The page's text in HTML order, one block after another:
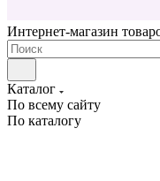
Интернет-магазин
Каталог
По всему сайту
По каталогу